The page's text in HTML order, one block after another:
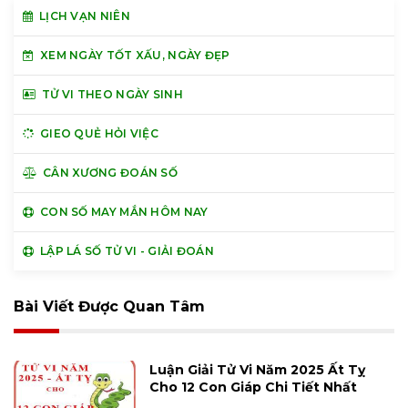
LỊCH VẠN NIÊN
XEM NGÀY TỐT XẤU, NGÀY ĐẸP
TỬ VI THEO NGÀY SINH
GIEO QUẺ HỎI VIỆC
CÂN XƯƠNG ĐOÁN SỐ
CON SỐ MAY MẮN HÔM NAY
LẬP LÁ SỐ TỬ VI - GIẢI ĐOÁN
Bài Viết Được Quan Tâm
Luận Giải Tử Vi Năm 2025 Ất Tỵ
Cho 12 Con Giáp Chi Tiết Nhất